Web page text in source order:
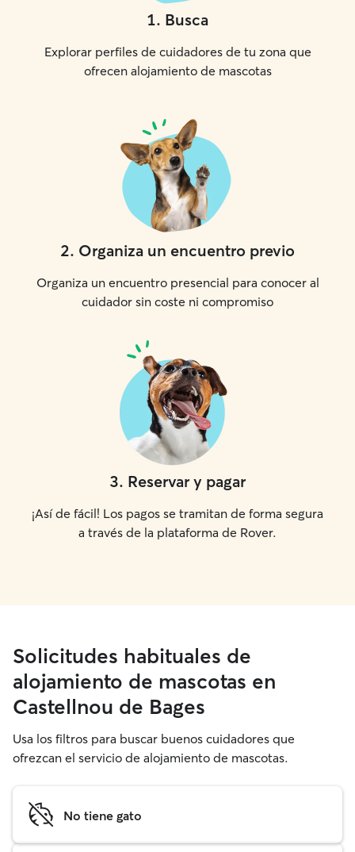
1. Busca
Explorar perfiles de cuidadores de tu zona que
ofrecen alojamiento de mascotas
2. Organiza un encuentro previo
Organiza un encuentro presencial para conocer al
cuidador sin coste ni compromiso
3. Reservar y pagar
¡Así de fácil! Los pagos se tramitan de forma segura
a través de la plataforma de Rover.
Solicitudes habituales de
alojamiento de mascotas en
Castellnou de Bages
Usa los filtros para buscar buenos cuidadores que
ofrezcan el servicio de alojamiento de mascotas.
No tiene gato